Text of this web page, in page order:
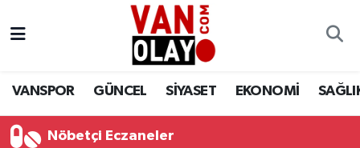
VANSPOR GÜNCEL SİYASET EKONOMİ
Nöbetçi Eczaneler
Siyaset
Van Nöbetçi Eczaneler
Van Namaz Vakitleri